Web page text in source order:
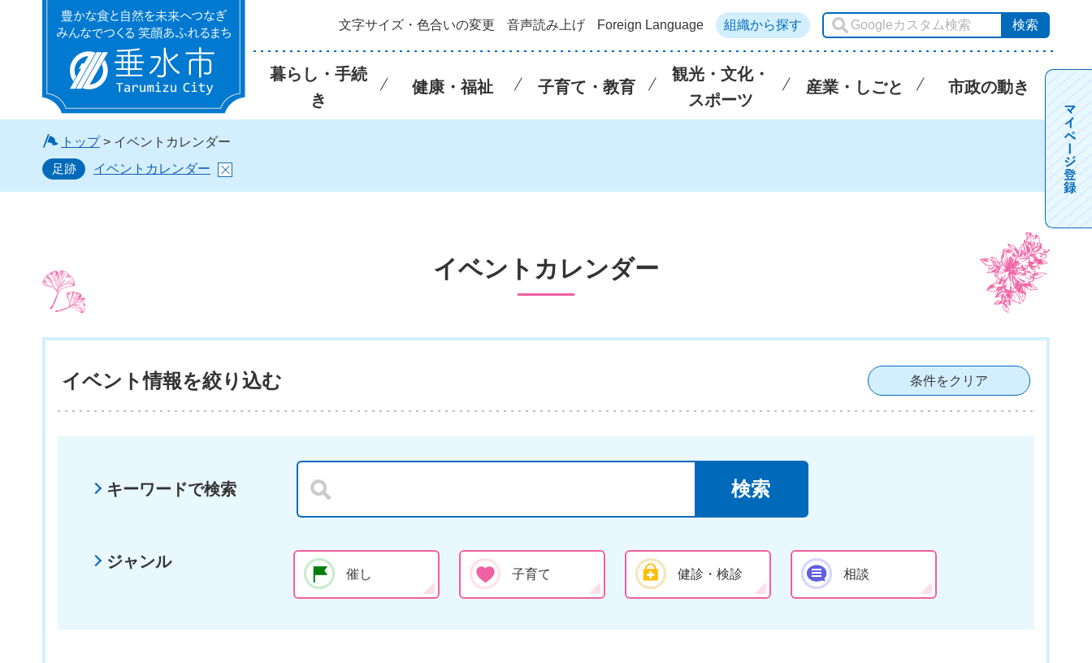
垂水市 文字サイズ・色合いの変更 音声読み上げ Foreign Language 組織から探す
暮らし・手続
き
健康・福祉 子育て・教育
観光・文化・
スポーツ
産業・しごと 市政の動き
トップ> イベントカレンダー
足跡
イベントカレンダー
イベントカレンダー
イベント情報を絞り込む 条件をクリア
キーワードで検索
ジャンル
催し 子育て 健診・検診 相談